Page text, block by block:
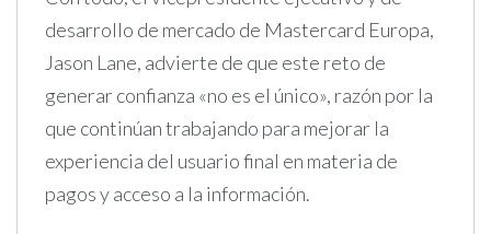
desarrollo de mercado de Mastercard Europa,
Jason Lane, advierte de que este reto de
generar confianza «no es el único», razón por la
que continúan trabajando para mejorar la
experiencia del usuario final en materia de
pagos y acceso a la información.